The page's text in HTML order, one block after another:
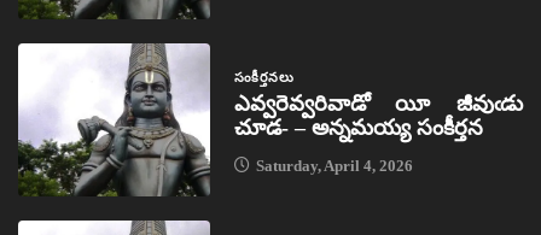
సంకీర్తనలు
ఎవ్వరెవ్వరివాడో యీ జీవుఁడు
చూడ- – అన్నమయ్య సంకీర్తన
Saturday, April 4, 2026